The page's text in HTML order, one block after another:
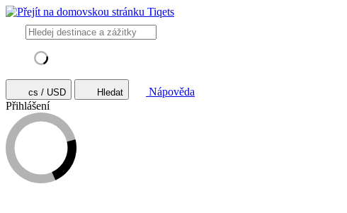
cs / USD Hledat
Nápověda
Přihlášení